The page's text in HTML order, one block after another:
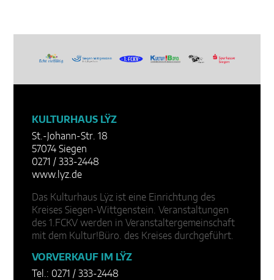
KULTURHAUS LŸZ
St.-Johann-Str. 18
57074 Siegen
0271 / 333-2448
www.lyz.de
Das Kulturhaus Lÿz ist eine Einrichtung des
Kreises Siegen-Wittgenstein. Veranstaltungen
des 1.FCKV werden in Veranstaltergemeinschaft
mit dem Kultur!Büro. des Kreises durchgeführt.
VORVERKAUF IM LŸZ
Tel.: 0271 / 333-2448